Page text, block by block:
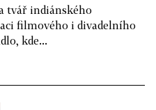
tvář indiánského
filmového i divadelního
kde...